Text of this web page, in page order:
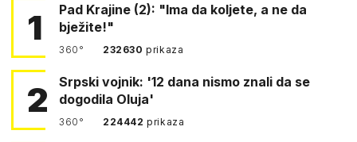
1
Pad Krajine (2): "Ima da koljete, a ne da
bježite!"
360° 232630prikaza
2
Srpski vojnik: '12 dana nismo znali da se
dogodila Oluja'
360° 224442prikaza